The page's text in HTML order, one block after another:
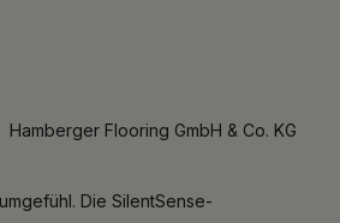
Hamberger Flooring GmbH & Co. KG
Die SilentSense-